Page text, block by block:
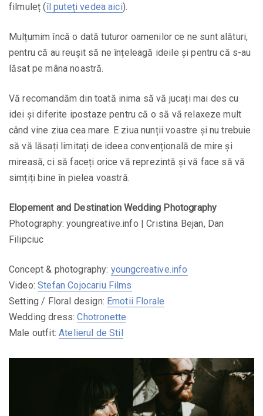
filmuleț (îl puteți vedea aici).
Mulțumim încă o dată tuturor oamenilor ce ne sunt alături,
pentru că au reușit să ne înțeleagă ideile și pentru că s-au
lăsat pe mâna noastră.
Vă recomandăm din toată inima să vă jucați mai des cu
idei și diferite ipostaze pentru că o să vă relaxeze mult
când vine ziua cea mare. E ziua nunții voastre și nu trebuie
să vă lăsați limitați de ideea convențională de mire și
mireasă, ci să faceți orice vă reprezintă și vă face să vă
simțiți bine în pielea voastră.
Elopement and Destination Wedding Photography
Photography: youngreative.info | Cristina Bejan, Dan
Filipciuc
Concept & photography: youngcreative.info
Video:Stefan Cojocariu Films
Setting / Floral design: Emotii Florale
Wedding dress:Chotronette
Male outfit:Atelierul de Stil